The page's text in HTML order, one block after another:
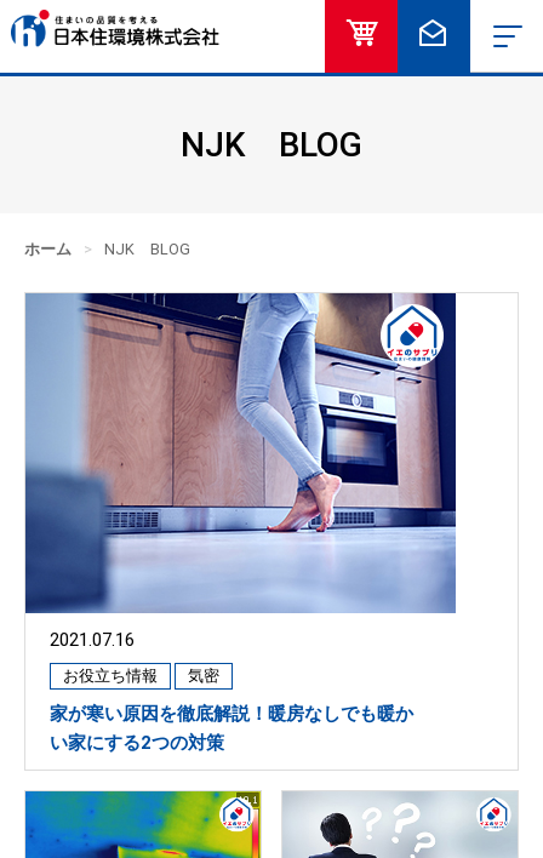
オンラインショ
NJK BLOG
ホーム > NJK BLOG
2021.07.16
お役立ち情報 気密
家が寒い原因を徹底解説！暖房なしでも暖か
い家にする2つの対策